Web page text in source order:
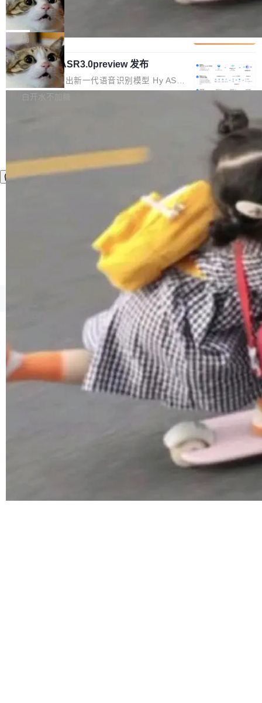
件之中，形成高度复杂的知识关联网络。传统的
代码检索手段（如关键词匹配、目录遍历）仅能
在语法层面完成文本定位，难以触及代码的语义
内涵与结构关联，导致开发者使用代码智能体在
理解大规模代码仓时面临显著"代码仓理解"瓶
颈。 代码仓深度理解服务（以下简称" CodeBas
e深度理解服务"）是华为云码道（CodeA...
数据。 王某2024年1月入职东城区某科技公司AI
短剧部门，有互联网大厂背景。在公司内部架构
调整期间，部门三次通知全员将数据从A集群迁
移到B集群，王某都回复了"收到"。 他没有迁移
数据。2024年9月3日下午4点，他使用此前登录
的账号密码进入A集群，输入了一条被程序员圈
称为"删库跑路"的命令——最高管理员权限、无
Cloudflare 分享推理优化实践：KV ca
che 量化 + 权重压缩，吞吐量提升 4
1%，成本降 30%
Kimi 和 GLM 是当前最强的大模型系列之一，但
它们有一个共同的问题：太吃显存了。月之暗面
的 Kimi K 系列和智谱的 GLM 都是长上下文、M
oE 架构的大模型，好用到让人上瘾，但 GPU 显
存永远不够用。 Cloudflare 的 Workers AI 团队
一直在跑这些模型的推理。他们在官方博客上发
整性保护。效果是：吞吐量提升 41%，每 token
成本降低 30%，精度不变。 FP8 省的不仅是显
存 KV cache 是推理时最吃显...
局
腾讯混元 Hy ASR3.0preview 发布
腾讯混元正式推出新一代语音识别模型 Hy ASR
3.0preview。基于最新一代大语言模型 Hy3 的
让语音识别不再只是听清，而是真正听懂。通过
先理解你的语境和意图，再把准确的文字直接给
到你。从“逐字转写、单点优化”演进为“理解语
境、兼容场景、一键直出”。 Hy ASR 3.0 previe
w 不要求标准普通话，方言识别覆盖粤语、吴语
等 10 大方言片区和 20 余个二级小片区。在开
源评测集中，Hy ASR 3.0 preview 在多语种的
白开水不加糖
©OSCHINA(OSChina.NET) 京ICP备2025119063号